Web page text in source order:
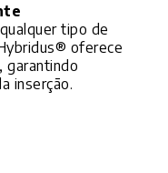
tipo de
oferece
, garantindo
inserção.